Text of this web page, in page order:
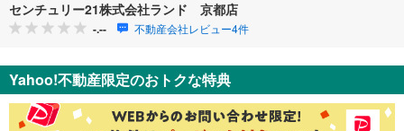
センチュリー21株式会社ランド 京都店
-.-- 不動産会社レビュー4件
Yahoo!不動産限定のおトクな特典